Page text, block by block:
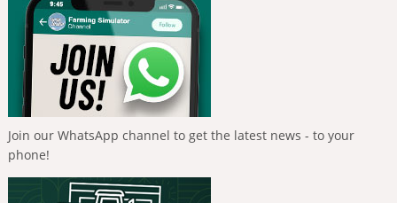
Join our WhatsApp channel to get the latest news - to your
phone!